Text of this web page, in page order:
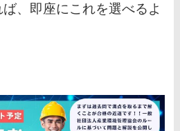
、即座にこれを選べるよ